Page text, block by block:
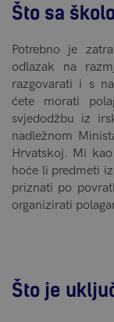
Što sa
Potrebno je
odlazak na
razgovarati i s
ćete morati
svjedodžbu iz
nadležnom
Hrvatskoj. Mi
hoće li predmeti
priznati po
organizirati
Što je